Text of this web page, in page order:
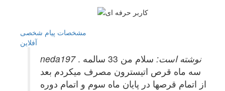
مشخصات پیام شخصی
آفلاين
neda197 نوشته است:
سلام من 33 سالمه .
سه ماه قرص اتیسترون مصرف میکردم بعد
از اتمام قرصها در پایان ماه سوم و اتمام دوره